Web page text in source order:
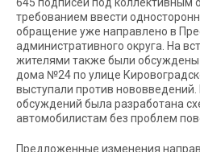
требованием ввести
обращение уже направлено в
административного округа. На
жителями также были
дома №24 по улице
выступали против нововведений.
обсуждений была разработана
автомобилистам без проблем
Предложенные изменения